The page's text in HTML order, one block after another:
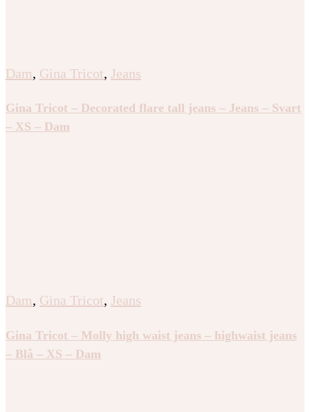
Dam, Gina Tricot, Jeans
Gina Tricot – Decorated flare tall jeans – Jeans – Svart
– XS – Dam
Dam, Gina Tricot, Jeans
Gina Tricot – Molly high waist jeans – highwaist jeans
– Blå – XS – Dam